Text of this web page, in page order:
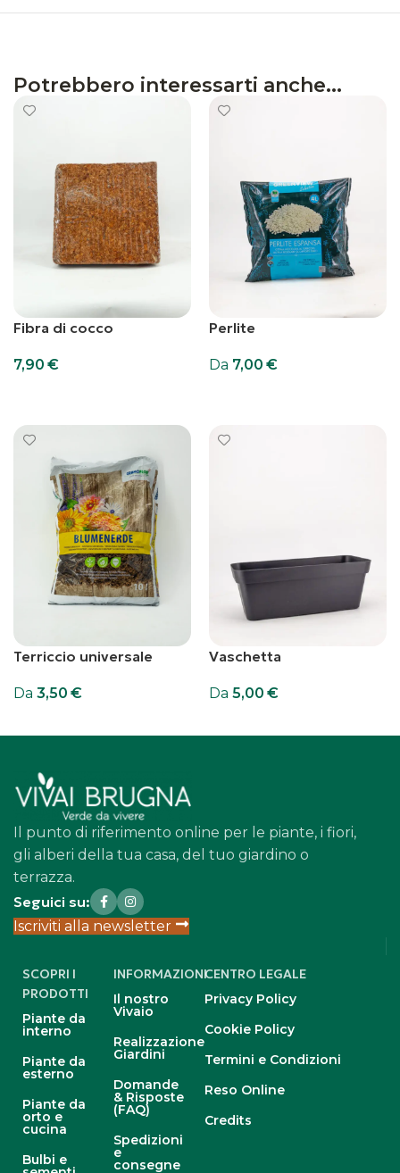
Potrebbero interessarti anche...
Fibra di cocco
7,90 €
Perlite
Da 7,00 €
Terriccio universale
Da 3,50 €
Vaschetta
Da 5,00 €
Il punto di riferimento online per le piante, i fiori,
gli alberi della tua casa, del tuo giardino o
terrazza.
Seguici su:
Iscriviti alla newsletter
SCOPRI I
PRODOTTI
Piante da
interno
Piante da
esterno
Piante da
orto e
cucina
Bulbi e
INFORMAZIONI
Il nostro
Vivaio
Realizzazione
Giardini
Domande
& Risposte
(FAQ)
Spedizioni
e
consegne
CENTRO LEGALE
Privacy Policy
Cookie Policy
Termini e Condizioni
Reso Online
Credits